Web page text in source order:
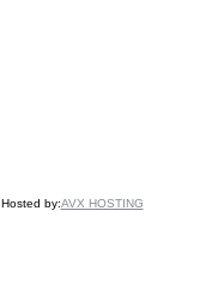
Hosted by:AVX HOSTING